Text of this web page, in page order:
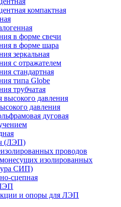
компактная
в форме свечи
в форме шара
зеркальная
с отражателем
стандартная
типа Globe
трубчатая
высокого давления
давления
дуговая
(ЛЭП)
проводов
изолированных
СИП)
сцепная
и опоры для ЛЭП